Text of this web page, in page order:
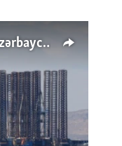
Cənubi Qafqazda ÜDM ən az Azərbaycanda artır: Qonşuları niyə Bakını qabaqlaya bilir?
available